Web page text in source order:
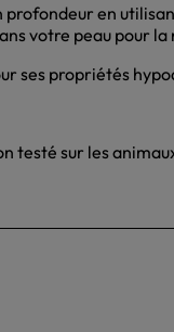
en
votre peau pour
ses propriétés
testé sur les